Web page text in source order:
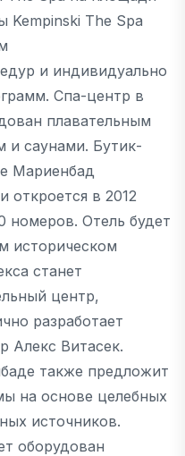
Kempinski The Spa
и индивидуально
Спа-центр в
плавательным
и саунами. Бутик-
Мариенбад
откроется в 2012
номеров. Отель будет
историческом
станет
центр,
разработает
Алекс Витасек.
также предложит
на основе целебных
источников.
оборудован